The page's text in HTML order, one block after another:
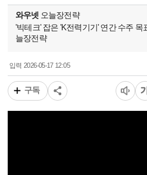
와우넷 오늘장전략
'빅테크' 잡은 'K전력기기' 연간 수주 목
늘장전략
입력 2026-05-17 12:05
구독